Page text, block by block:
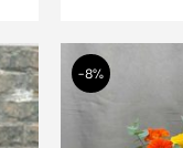
-8%